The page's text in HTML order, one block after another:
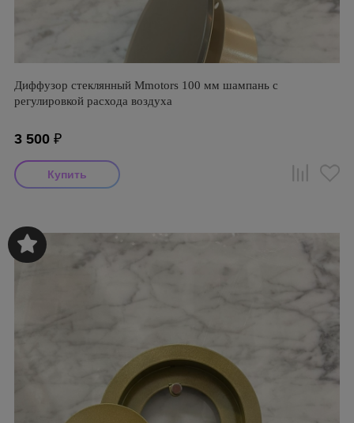
Диффузор стеклянный Mmotors 100 мм шампань с
регулировкой расхода воздуха
3 500 ₽